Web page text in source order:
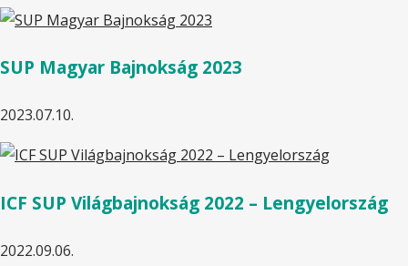
SUP Magyar Bajnokság 2023
2023.07.10.
ICF SUP Világbajnokság 2022 – Lengyelország
2022.09.06.